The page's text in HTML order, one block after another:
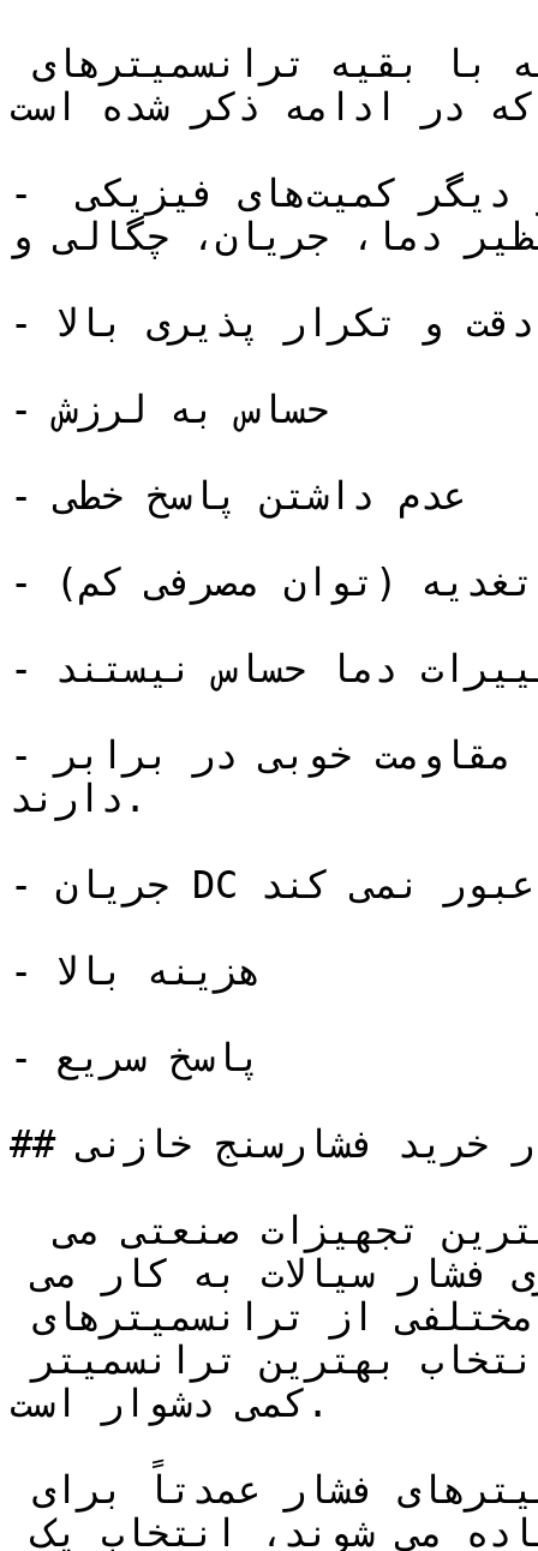
در ادامه ذکر شده است:
- امکان اندازه‌گیری سطح سیال و دیگر کمیت‌های فیزیکی
دما، جریان، چگالی و ...
- دقت و تکرار پذیری بالا
- حساس به لرزش
- عدم داشتن پاسخ خطی
- عدم نیار به منبع تغدیه (توان مصرفی کم)
- نسبت به تغییرات دما حساس نیستند.
- مقاومت خوبی در برابر  (Over-pressure) موقت
دارند.
- جریان DC از سنسور فشارسنج عبور نمی کند.
- هزینه بالا
- پاسخ سریع
## پارامترهای مهم در خرید فشارسنج خازنی
باشند که جهت اندازه گیری فشار سیالات به کار می
کمی دشوار است.
فرآیندهای صنعتی استفاده می شوند، انتخاب یک